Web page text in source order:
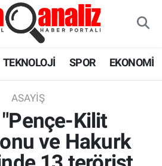
TEKNOLOJİ SPOR EKONOMİ
ASAYIŞ
Kilit
ve Hakurk
ve Fikstür